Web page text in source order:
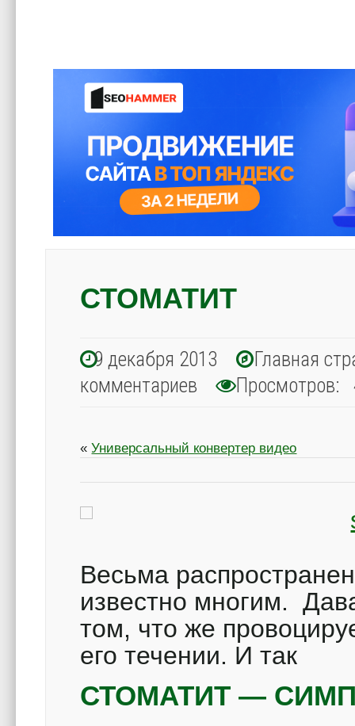
СТОМАТИТ
9 декабря 2013
Главная
комментариев
Просмотров:
«Универсальный конвертер видео
Весьма
известно многим.
том, что же
его течении. И так
СТОМАТИТ —